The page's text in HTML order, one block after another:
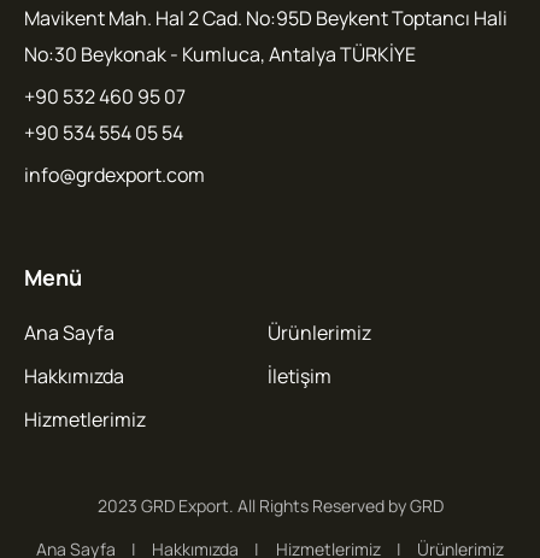
Mavikent Mah. Hal 2 Cad. No:95D Beykent Toptancı Hali
No:30 Beykonak - Kumluca, Antalya TÜRKİYE
+90 532 460 95 07
+90 534 554 05 54
info@grdexport.com
Menü
Ana Sayfa
Hakkımızda
Hizmetlerimiz
Ürünlerimiz
İletişim
2023 GRD Export. All Rights Reserved by GRD
Ana Sayfa
Hakkımızda Hizmetlerimiz Ürünlerimiz